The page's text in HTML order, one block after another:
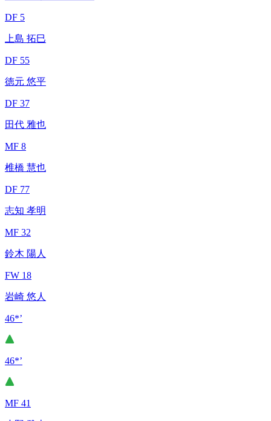
DF 5
上島 拓巳
DF 55
徳元 悠平
DF 37
田代 雅也
MF 8
椎橋 慧也
DF 77
志知 孝明
MF 32
鈴木 陽人
FW 18
岩崎 悠人
46*’
46*’
MF 41